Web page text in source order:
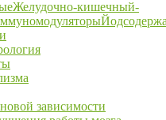
Желудочно-кишечный-
зависимости